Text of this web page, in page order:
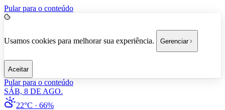
Pular para o conteúdo
Usamos cookies para melhorar sua experiência. Gerenciar
Aceitar
Pular para o conteúdo
SÁB, 8 DE AGO.
22°C · 66%